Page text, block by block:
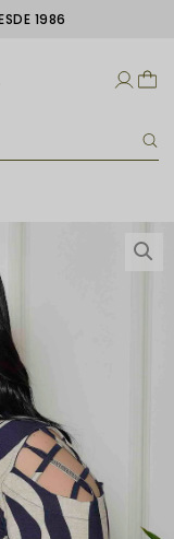
ATÉ 6X SEM JUROS